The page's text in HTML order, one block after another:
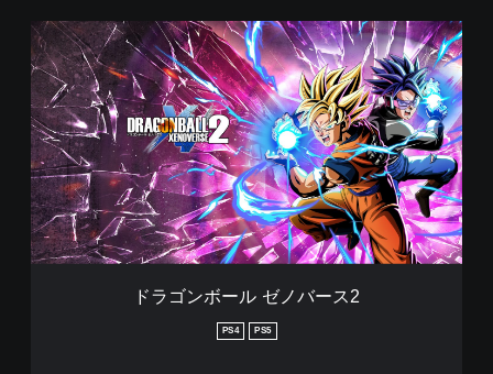
ド
ラ
ゴ
ン
ボ
ー
ル
ゼ
ノ
バ
ー
ス
ドラゴンボール ゼノバース2
PS4 PS5